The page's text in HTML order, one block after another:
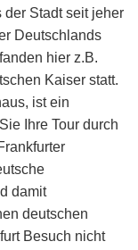
der Stadt seit jeher
Deutschlands
hier z.B.
Kaiser statt.
ist ein
Ihre Tour durch
damit
deutschen
Besuch nicht